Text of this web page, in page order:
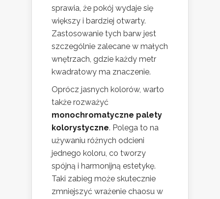
sprawia, że pokój wydaje się
większy i bardziej otwarty.
Zastosowanie tych barw jest
szczególnie zalecane w małych
wnętrzach, gdzie każdy metr
kwadratowy ma znaczenie.
Oprócz jasnych kolorów, warto
także rozważyć
monochromatyczne palety
kolorystyczne. Polega to na
używaniu różnych odcieni
jednego koloru, co tworzy
spójną i harmonijną estetykę.
Taki zabieg może skutecznie
zmniejszyć wrażenie chaosu w